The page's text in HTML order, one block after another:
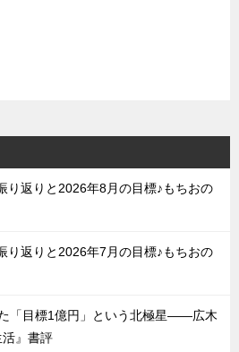
り返りと2026年8月の目標♪もちおの
り返りと2026年7月の目標♪もちおの
「目標1億円」という北極星——広木
』書評